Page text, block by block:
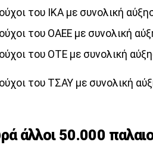
του ΙΚΑ με συνολική
του ΟΑΕΕ με συνολική
του ΟΤΕ με συνολική
του ΤΣΑΥ με συνολική
άλλοι 50.000